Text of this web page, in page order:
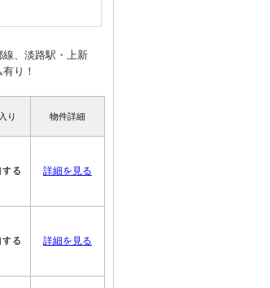
、淡路駅・上新
り！
り 物件詳細
詳細を見る
詳細を見る